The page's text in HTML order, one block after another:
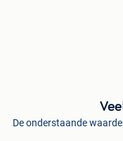
De onderstaande